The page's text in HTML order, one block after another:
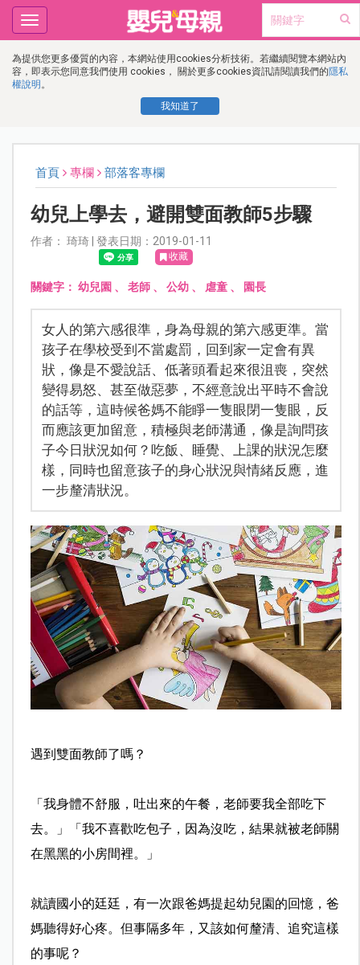
為提供您更多優質的內容，本網站使用cookies分析技術。若繼續閱覽本網站內
容，即表示您同意我們使用 cookies， 關於更多cookies資訊請閱讀我們的隱私
權說明 。
我知道了
Toggle
navigation
首頁 專欄 部落客專欄
幼兒上學去，避開雙面教師5步驟
作者： 琦琦 | 發表日期：2019-01-11
收藏
關鍵字： 幼兒園 、 老師、 公幼、 虐童、 園長
女人的第六感很準，身為母親的第六感更準。當
孩子在學校受到不當處罰，回到家一定會有異
狀，像是不愛說話、低著頭看起來很沮喪，突然
變得易怒、甚至做惡夢，不經意說出平時不會說
的話等，這時候爸媽不能睜一隻眼閉一隻眼，反
而應該更加留意，積極與老師溝通，像是詢問孩
子今日狀況如何？吃飯、睡覺、上課的狀況怎麼
樣，同時也留意孩子的身心狀況與情緒反應，進
一步釐清狀況。
遇到雙面教師了嗎？
「我身體不舒服，吐出來的午餐，老師要我全部吃下
去。」「我不喜歡吃包子，因為沒吃，結果就被老師關
在黑黑的小房間裡。」
就讀國小的廷廷，有一次跟爸媽提起幼兒園的回憶，爸
媽聽得好心疼。但事隔多年，又該如何釐清、追究這樣
的事呢？